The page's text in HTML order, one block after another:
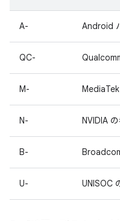
A- Android
QC-
M-
N- NVIDIA
B-
U- UNISOC